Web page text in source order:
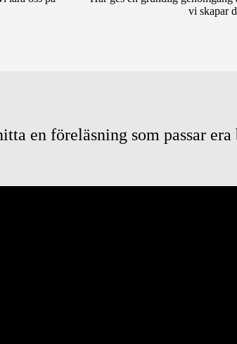
vi skapar
en föreläsning som passar era